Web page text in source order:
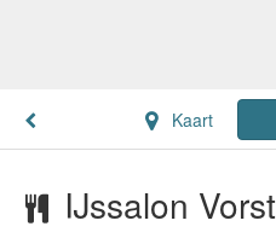
Kaart
IJssalon Vorst